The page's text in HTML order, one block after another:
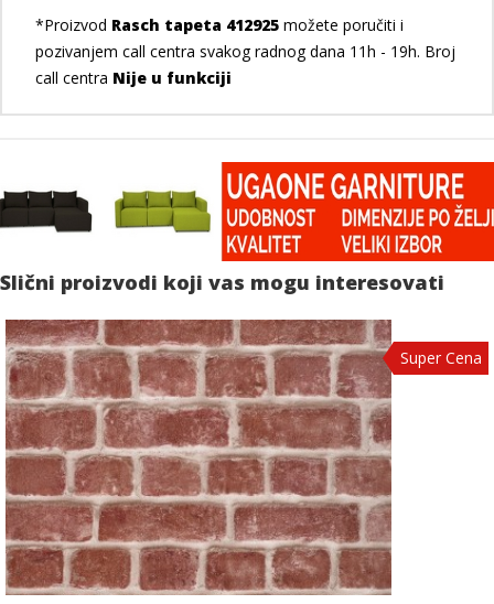
*Proizvod Rasch tapeta 412925 možete poručiti i
pozivanjem call centra svakog radnog dana 11h - 19h. Broj
call centra Nije u funkciji
Slični proizvodi koji vas mogu interesovati
Super Cena